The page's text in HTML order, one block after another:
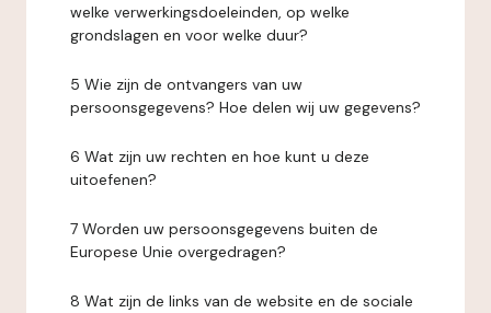
welke verwerkingsdoeleinden, op welke
grondslagen en voor welke duur?
5 Wie zijn de ontvangers van uw
persoonsgegevens? Hoe delen wij uw gegevens?
6 Wat zijn uw rechten en hoe kunt u deze
uitoefenen?
7 Worden uw persoonsgegevens buiten de
Europese Unie overgedragen?
8 Wat zijn de links van de website en de sociale